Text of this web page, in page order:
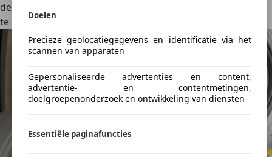
Doelen
Precieze geolocatiegegevens en identificatie via het
scannen van apparaten
Gepersonaliseerde advertenties en content,
advertentie- en contentmetingen,
doelgroepenonderzoek en ontwikkeling van diensten
Essentiële paginafuncties
de absolute top is, maar voldoende om snel kilometers bij
te laden tijdens een koffiestop.